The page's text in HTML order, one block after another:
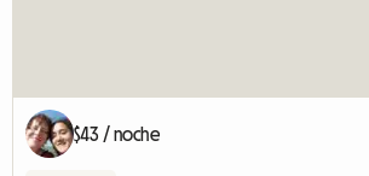
$43 / noche